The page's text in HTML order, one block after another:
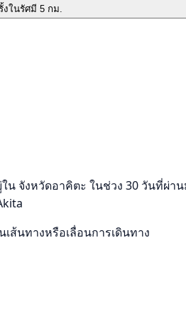
งในรัศมี 5 กม.
น จังหวัดอาคิตะ ในช่วง 30 วันที่ผ่
ส้นทางหรือเลื่อนการเดินทาง